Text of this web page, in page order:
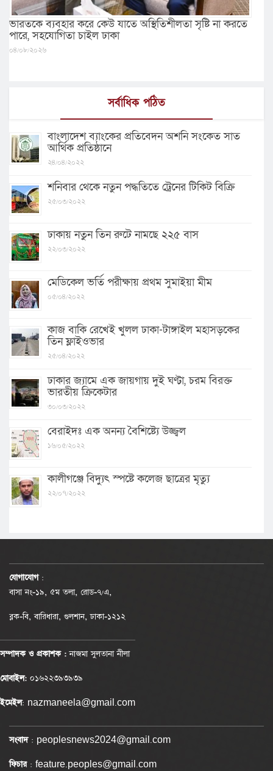
ভারতকে ব্যবহার করে কেউ যাতে অস্থিতিশীলতা সৃষ্টি না করতে
পারে, সহযোগিতা চাইল ঢাকা
০৪/০৮/২০২৬
সর্বাধিক পঠিত
বাংলাদেশ ব্যাংকের প্রতিবেদন অশনি সংকেত সাত
আর্থিক প্রতিষ্ঠানে
২৪/০৪/২০২২
শনিবার থেকে নতুন পদ্ধতিতে ট্রেনের টিকিট বিক্রি
২৫/০৩/২০২২
ঢাকায় নতুন তিন রুটে নামছে ২২৫ বাস
২২/০৩/২০২২
মেডিকেল ভর্তি পরীক্ষায় প্রথম সুমাইয়া মীম
০৫/০৪/২০২২
কাজ বাকি রেখেই খুলল ঢাকা-টাঙ্গাইল মহাসড়কের
তিন ফ্লাইওভার
২৫/০৪/২০২২
ঢাকার জ্যামে এক জায়গায় দুই ঘণ্টা, চরম বিরক্ত
ভারতীয় ক্রিকেটার
৩০/০৩/২০২২
বেরাইদঃ এক অনন্য বৈশিষ্ট্যে উজ্জ্বল
১৬/০৫/২০২২
কালীগঞ্জে বিদ্যুৎ স্পষ্টে কলেজ ছাত্রের মৃত্যু
২২/০৭/২০২২
যোগাযোগ :
বাসা নং-১৯, ৫ম তলা, রোড-৭/এ,
ব্লক-বি, বারিধারা, গুলশান, ঢাকা-১২১২
সম্পাদক ও প্রকাশক :নাজমা সুলতানা নীলা
মোবাইল: ০১৬২২৩৯৩৯৩৯
ইমেইল: nazmaneela@gmail.com
সংবাদ: peoplesnews2024@gmail.com
ফিচার: feature.peoples@gmail.com